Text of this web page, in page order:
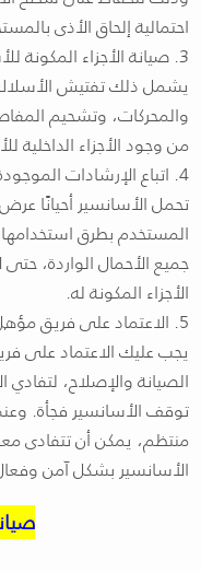
احتمالية إلحاق الأذى
3. صيانة الأجزاء المكونة للأسانسير
يشمل ذلك تفتيش الأسلاك
والمحركات، وتشحيم
من وجود الأجزاء الداخلية
4. اتباع الإرشادات الموجودة
تحمل الأسانسير أحيانًا
المستخدم بطرق
جميع الأحمال الواردة،
الأجزاء المكونة له.
5. الاعتماد على فريق مؤهل
يجب عليك الاعتماد على
الصيانة والإصلاح،
توقف الأسانسير فجأة.
منتظم، يمكن أن تتفادى
الأسانسير بشكل آمن